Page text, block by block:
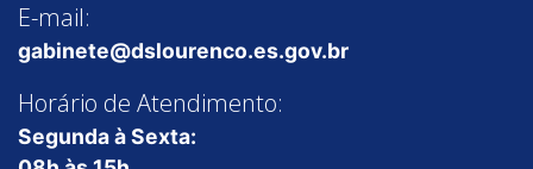
E-mail:
gabinete@dslourenco.es.gov.br
Horário de Atendimento:
Segunda à Sexta: